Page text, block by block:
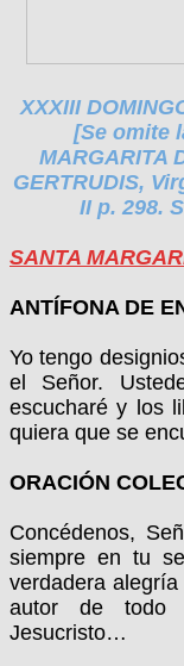
XXXIII
[Se omite
MARGARITA
GERTRUDIS,
II p. 298.
SANTA
ANTÍFONA DE
Yo tengo
el Señor.
escucharé y los
quiera que se
ORACIÓN
Concédenos,
siempre en tu
verdadera
autor de todo
Jesucristo…